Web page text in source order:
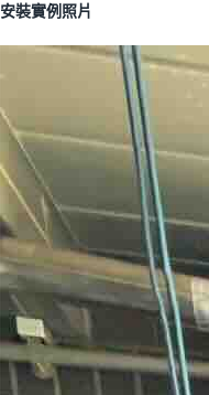
安裝實例照片